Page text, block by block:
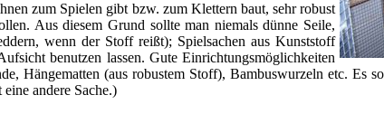
zum Spielen gibt bzw. zum Klettern baut, sehr robust
Aus diesem Grund sollte man niemals dünne Seile,
wenn der Stoff reißt); Spielsachen aus Kunststoff
benutzen lassen. Gute Einrichtungsmöglichkeiten
Hängematten (aus robustem Stoff), Bambuswurzeln etc. Es
andere Sache.)